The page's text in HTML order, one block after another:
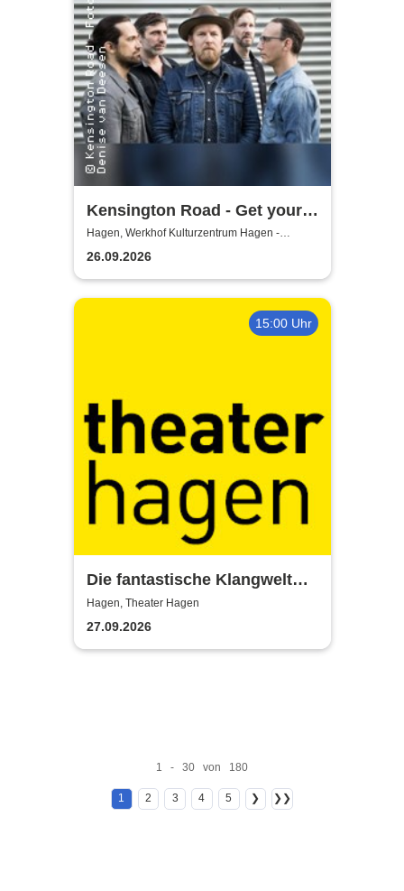
Kensington Road - Get your
kicks in 26
Hagen, Werkhof Kulturzentrum Hagen -
Hohenlimburg
26.09.2026
15:00 Uhr
Die fantastische Klangwelt
des Akkordeons - Theater
Hagen
Hagen, Theater Hagen
27.09.2026
1 - 30 von 180
1 2 3 4 5 ❯ ❯❯